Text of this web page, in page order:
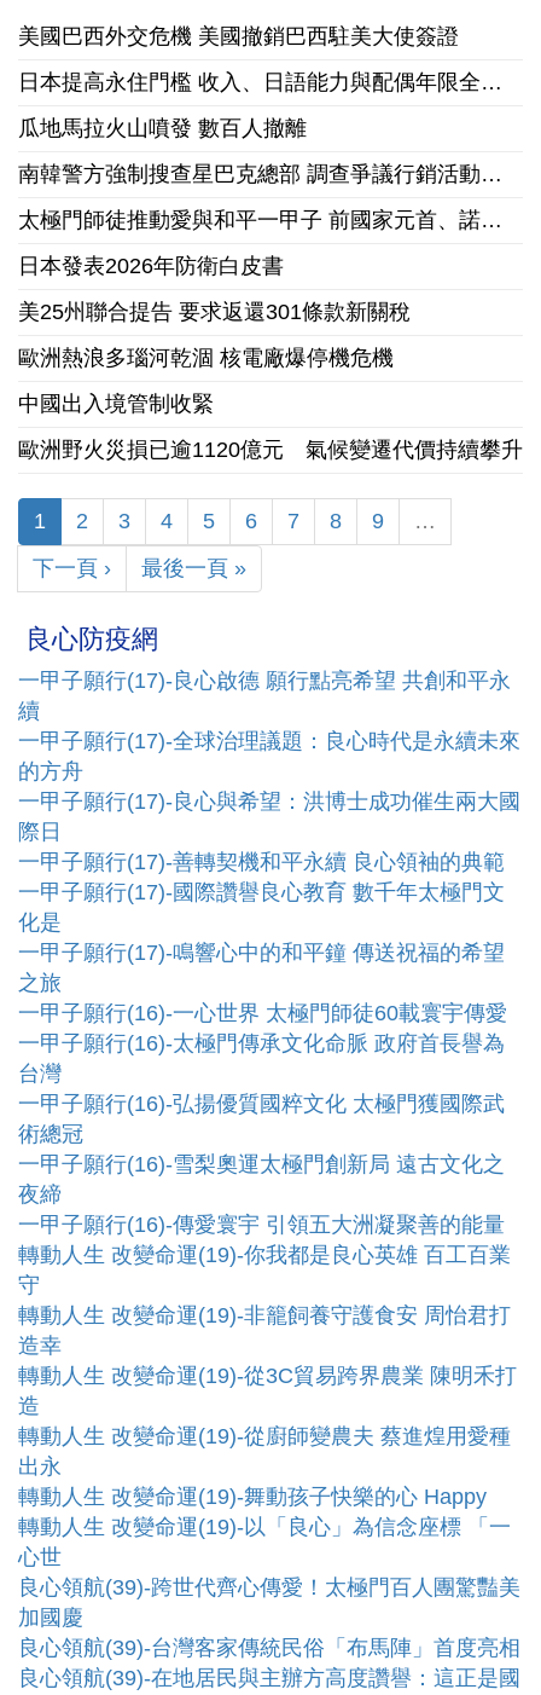
美國巴西外交危機 美國撤銷巴西駐美大使簽證
日本提高永住門檻 收入、日語能力與配偶年限全面收緊
瓜地馬拉火山噴發 數百人撤離
南韓警方強制搜查星巴克總部 調查爭議行銷活動「坦克日」
太極門師徒推動愛與和平一甲子 前國家元首、諾貝爾和平獎獲獎組織領袖來台祝賀
日本發表2026年防衛白皮書
美25州聯合提告 要求返還301條款新關稅
歐洲熱浪多瑙河乾涸 核電廠爆停機危機
中國出入境管制收緊
歐洲野火災損已逾1120億元 氣候變遷代價持續攀升
1 2 3 4 5 6 7 8 9
…
下一頁 ›
最後一頁 »
良心防疫網
一甲子願行(17)-良心啟德 願行點亮希望 共創和平永
續
一甲子願行(17)-全球治理議題：良心時代是永續未來
的方舟
一甲子願行(17)-良心與希望：洪博士成功催生兩大國
際日
一甲子願行(17)-善轉契機和平永續 良心領袖的典範
一甲子願行(17)-國際讚譽良心教育 數千年太極門文
化是
一甲子願行(17)-鳴響心中的和平鐘 傳送祝福的希望
之旅
一甲子願行(16)-一心世界 太極門師徒60載寰宇傳愛
一甲子願行(16)-太極門傳承文化命脈 政府首長譽為
台灣
一甲子願行(16)-弘揚優質國粹文化 太極門獲國際武
術總冠
一甲子願行(16)-雪梨奧運太極門創新局 遠古文化之
夜締
一甲子願行(16)-傳愛寰宇 引領五大洲凝聚善的能量
轉動人生 改變命運(19)-你我都是良心英雄 百工百業
守
轉動人生 改變命運(19)-非籠飼養守護食安 周怡君打
造幸
轉動人生 改變命運(19)-從3C貿易跨界農業 陳明禾打
造
轉動人生 改變命運(19)-從廚師變農夫 蔡進煌用愛種
出永
轉動人生 改變命運(19)-舞動孩子快樂的心 Happy
轉動人生 改變命運(19)-以「良心」為信念座標 「一
心世
良心領航(39)-跨世代齊心傳愛！太極門百人團驚豔美
加國慶
良心領航(39)-台灣客家傳統民俗「布馬陣」首度亮相
良心領航(39)-在地居民與主辦方高度讚譽：這正是國